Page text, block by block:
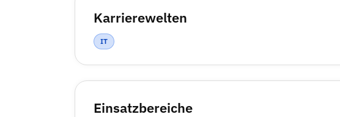
Karrierewelten
IT
Einsatzbereiche